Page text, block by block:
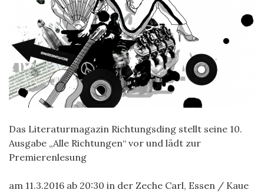
Das Literaturmagazin Richtungsding stellt seine 10.
Ausgabe „Alle Richtungen“ vor und lädt zur
Premierenlesung
am 11.3.2016 ab 20:30 in der Zeche Carl, Essen / Kaue